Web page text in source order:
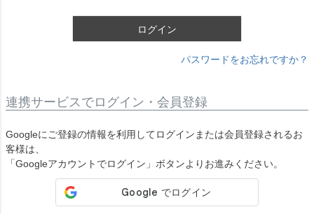
ログイン
パスワードをお忘れですか？
連携サービスでログイン・会員登録
Googleにご登録の情報を利用してログインまたは会員登録されるお
客様は、
「Googleアカウントでログイン」ボタンよりお進みください。